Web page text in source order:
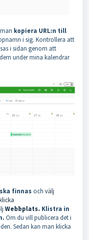
kopiera URL:n till
i sig. Kontrollera att
i sidan genom att
under mina kalendrar
finnas och välj
Webbplats. Klistra in
Om du vill publicera det i
Sedan kan man klicka